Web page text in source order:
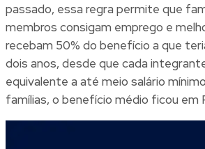
passado, essa regra permite que
membros consigam emprego e
recebam 50% do benefício a que
dois anos, desde que cada
equivalente a até meio salário
famílias, o benefício médio ficou em